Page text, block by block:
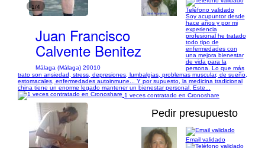
1/4
Juan Francisco
Calvente Benitez
Málaga (Málaga) 29010
Teléfono validado
Soy acupuntor desde
hace años y por mi
experiencia
profesional he tratado
todo tipo de
enfermedades con
una mejora bienestar
de vida para la
persona. Lo que más
trato son ansiedad, stress, depresiones, lumbalgias, problemas muscular, de sueño,
estomacales, enfermedades autoinmune... Y por supuesto, la medicina tradicional
china tiene un enorme legado mantener un bienestar personal. Este...
1 veces contratado en Cronoshare
Pedir presupuesto
Email validado